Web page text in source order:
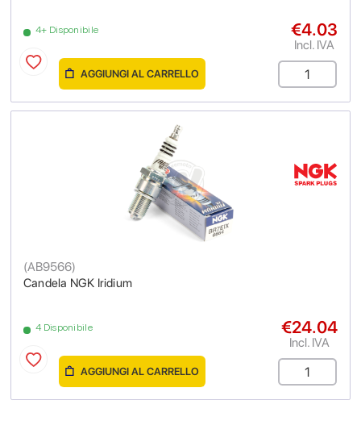
4+ Disponibile €4.03
Incl. IVA
AGGIUNGI AL CARRELLO
Candela NGK Iridium
(AB9566)
4 Disponibile €24.04
Incl. IVA
AGGIUNGI AL CARRELLO